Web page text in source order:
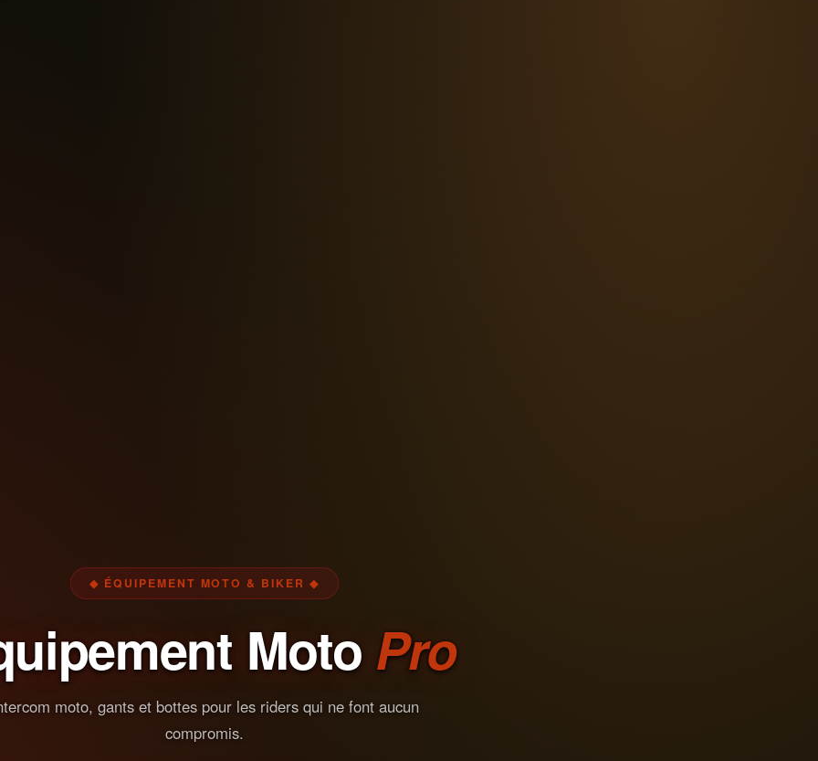
◆ ÉQUIPEMENT MOTO & BIKER ◆
Moto Pro
moto, gants et bottes pour les riders qui ne font aucun
compromis.